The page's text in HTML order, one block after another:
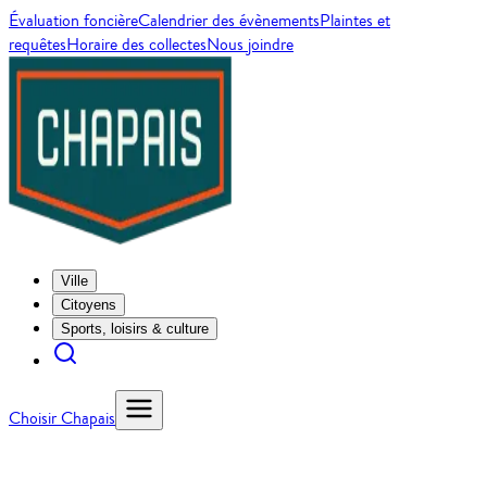
Évaluation foncièreCalendrier des évènementsPlaintes et
requêtesHoraire des collectesNous joindre
Ville
Citoyens
Sports, loisirs & culture
Choisir Chapais